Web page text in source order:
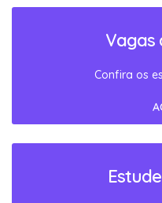
Vagas
Confira os